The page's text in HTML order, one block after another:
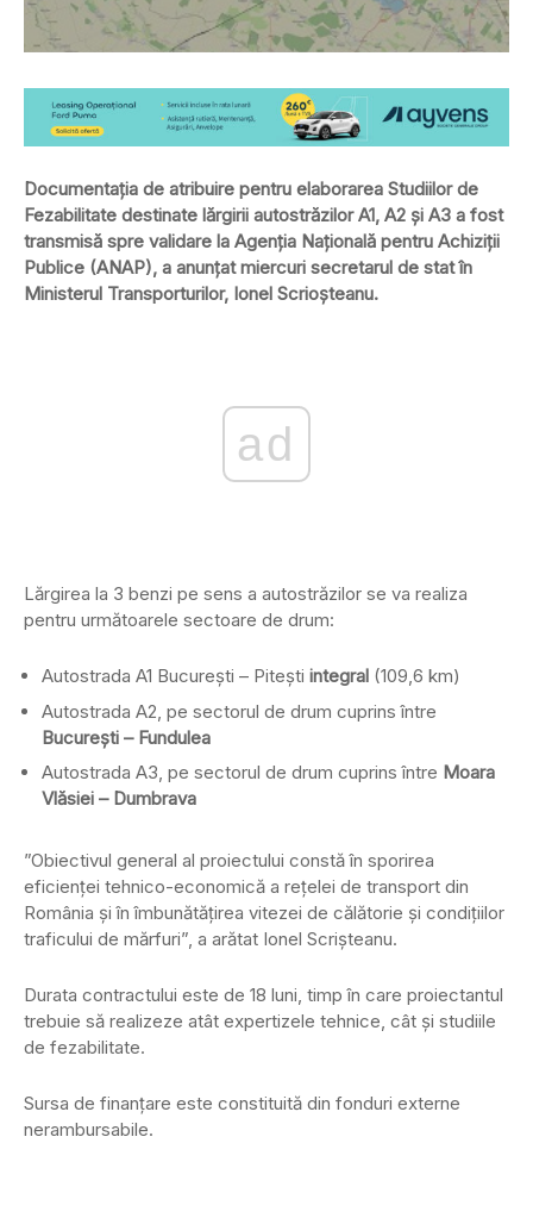
Documentația de atribuire pentru elaborarea Studiilor de
Fezabilitate destinate lărgirii autostrăzilor A1, A2 și A3 a fost
transmisă spre validare la Agenția Națională pentru Achiziții
Publice (ANAP), a anunțat miercuri secretarul de stat în
Ministerul Transporturilor, Ionel Scrioșteanu.
ad
Lărgirea la 3 benzi pe sens a autostrăzilor se va realiza
pentru următoarele sectoare de drum:
Autostrada A1 București – Pitești integral (109,6 km)
Autostrada A2, pe sectorul de drum cuprins între
București – Fundulea
Autostrada A3, pe sectorul de drum cuprins între Moara
Vlăsiei – Dumbrava
”Obiectivul general al proiectului constă în sporirea
eficienței tehnico-economică a rețelei de transport din
România și în îmbunătățirea vitezei de călătorie și condițiilor
traficului de mărfuri”, a arătat Ionel Scrișteanu.
Durata contractului este de 18 luni, timp în care proiectantul
trebuie să realizeze atât expertizele tehnice, cât și studiile
de fezabilitate.
Sursa de finanțare este constituită din fonduri externe
nerambursabile.